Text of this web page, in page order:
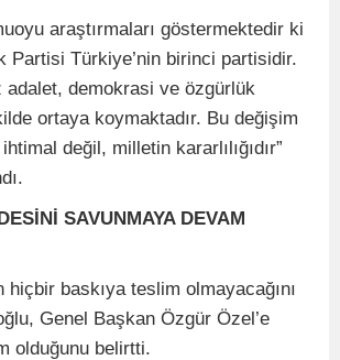
araştırmaları göstermektedir ki
Partisi Türkiye’nin birinci partisidir.
adalet, demokrasi ve özgürlük
ortaya koymaktadır. Bu değişim
değil, milletin kararlılığıdır”
SAVUNMAYA DEVAM
baskıya teslim olmayacağını
Genel Başkan Özgür Özel’e
olduğunu belirtti.